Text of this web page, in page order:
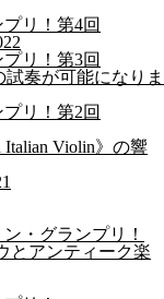
リ！第4回
リ！第3回
奏が可能になりま
リ！第2回
Violin》の響
・グランプリ！
とアンティーク楽